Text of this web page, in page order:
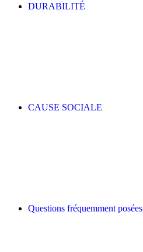
DURABILITÉ
CAUSE SOCIALE
Questions fréquemment posées